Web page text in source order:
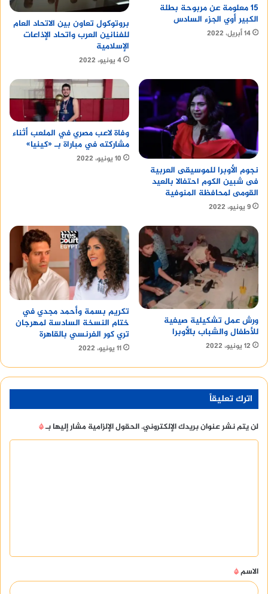
15 معلومة عن مربوحة بطلة
الكبير أوي الجزء السادس
14 أبريل، 2022
بروتوكول تعاون بين الاتحاد العام
للفنانين العرب واتحاد الإذاعات
الإسلامية
4 يونيو، 2022
نجوم الأوبرا للموسيقى العربية
فى شبين الكوم احتفالا بالعيد
القومى لمحافظة المنوفية
9 يونيو، 2022
وفاة لاعب مصري في الملعب أثناء
مشاركته في مباراة بـ «كينيا»
10 يونيو، 2022
ورش عمل تشكيلية صيفية
للأطفال والشباب بالأوبرا
12 يونيو، 2022
تكريم بسمة وأحمد مجدي في
ختام النسخة السادسة لمهرجان
تري كور الفرنسي بالقاهرة
11 يونيو، 2022
اترك تعليقاً
لن يتم نشر عنوان بريدك الإلكتروني.الحقول الإلزامية مشار إليها بـ*
ق
*
الاسم*